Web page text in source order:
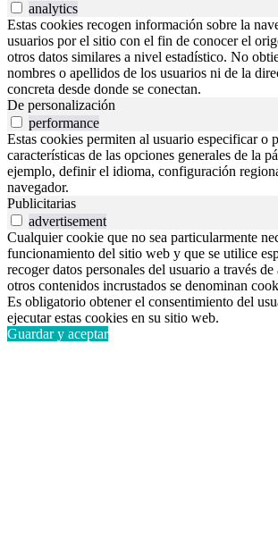
analytics
Estas cookies recogen información sobre la
usuarios por el sitio con el fin de conocer el
otros datos similares a nivel estadístico. No
nombres o apellidos de los usuarios ni de la
concreta desde donde se conectan.
De personalización
performance
Estas cookies permiten al usuario especificar o
características de las opciones generales de la
ejemplo, definir el idioma, configuración
navegador.
Publicitarias
advertisement
Cualquier cookie que no sea particularmente
funcionamiento del sitio web y que se utilice
recoger datos personales del usuario a través
otros contenidos incrustados se denominan
Es obligatorio obtener el consentimiento del
ejecutar estas cookies en su sitio web.
Guardar y aceptar